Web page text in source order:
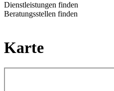
Dienstleistungen finden
Beratungsstellen finden
Karte